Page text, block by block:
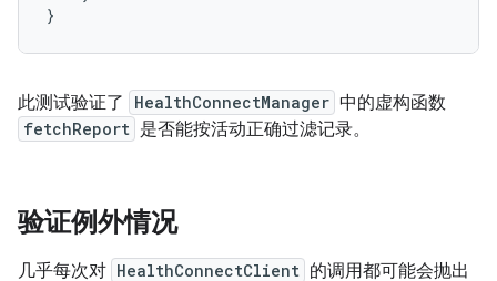
}
此测试验证了 HealthConnectManager 中的虚构函数
fetchReport 是否能按活动正确过滤记录。
验证例外情况
几乎每次对 HealthConnectClient 的调用都可能会抛出